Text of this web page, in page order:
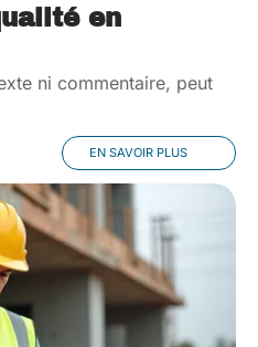
en
ni commentaire, peut
EN SAVOIR PLUS